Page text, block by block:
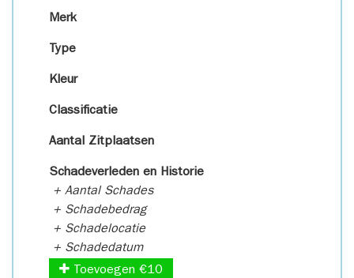
Merk
Type
Kleur
Classificatie
Aantal Zitplaatsen
Schadeverleden en Historie
+ Aantal Schades
+ Schadebedrag
+ Schadelocatie
+ Schadedatum
Toevoegen €10